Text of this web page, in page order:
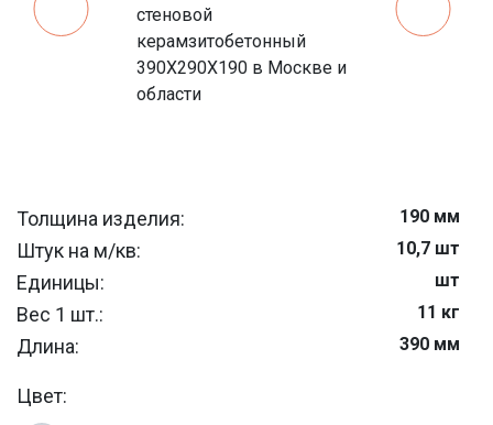
Толщина изделия: 190 мм
Штук на м/кв: 10,7 шт
Единицы: шт
Вес 1 шт.: 11 кг
Длина: 390 мм
Ширина:
Цвет: